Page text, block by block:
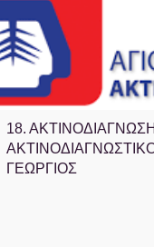
18.
ΓΕΩΡΓΙΟΣ